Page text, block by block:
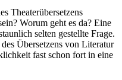
Theaterübersetzens
Worum geht es da? Eine
selten gestellte Frage.
Übersetzens von Literatur
fast schon fort in eine